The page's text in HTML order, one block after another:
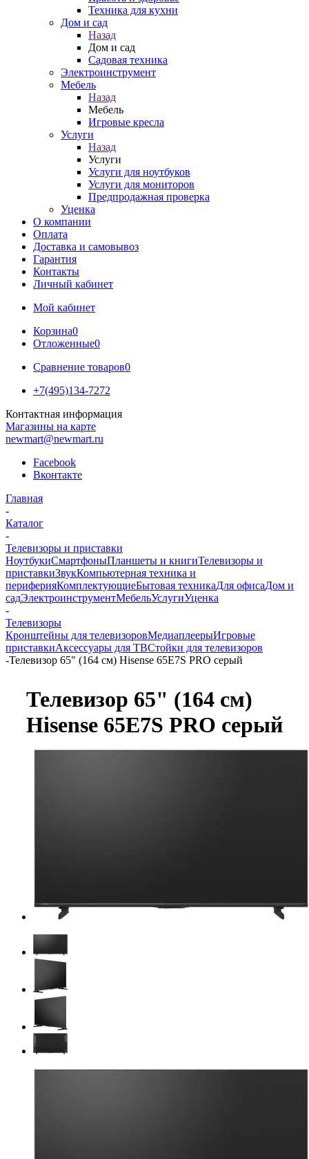
Техника для кухни
Дом и сад
Назад
Дом и сад
Садовая техника
Электроинструмент
Мебель
Назад
Мебель
Игровые кресла
Услуги
Назад
Услуги
Услуги для ноутбуков
Услуги для мониторов
Предпродажная проверка
Уценка
О компании
Оплата
Доставка и самовывоз
Гарантия
Контакты
Личный кабинет
Мой кабинет
Корзина0
Отложенные0
Сравнение товаров0
+7(495)134-7272
Контактная информация
Магазины на карте
newmart@newmart.ru
Facebook
Вконтакте
Главная
-
Каталог
-
Телевизоры и приставки
НоутбукиСмартфоныПланшеты и книгиТелевизоры и
приставкиЗвукКомпьютерная техника и
периферияКомплектующиеБытовая техникаДля офисаДом и
садЭлектроинструментМебельУслугиУценка
-
Телевизоры
Кронштейны для телевизоровМедиаплеерыИгровые
приставкиАксессуары для ТВСтойки для телевизоров
-Телевизор 65" (164 см) Hisense 65E7S PRO серый
Телевизор 65" (164 см)
Hisense 65E7S PRO серый